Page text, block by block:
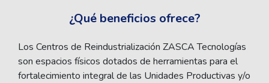
¿Qué beneficios ofrece?
Los Centros de Reindustrialización ZASCA Tecnologías
son espacios físicos dotados de herramientas para el
fortalecimiento integral de las Unidades Productivas y/o